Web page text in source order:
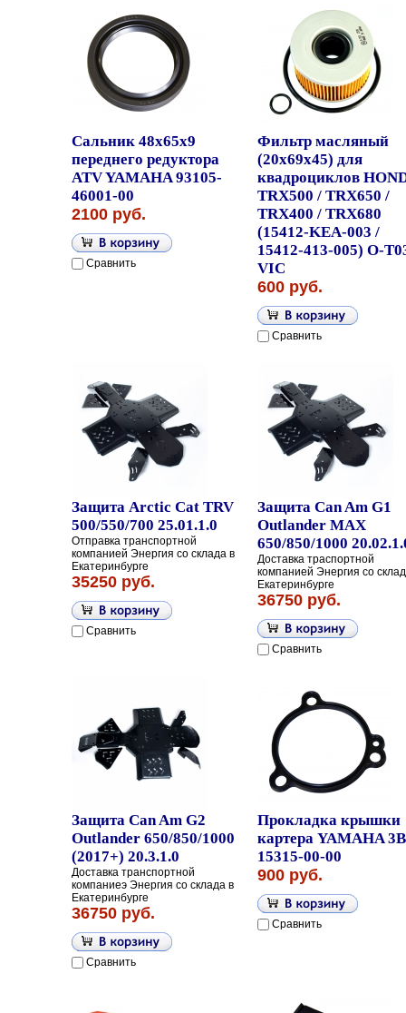
Сальник 48x65x9
переднего редуктора
ATV YAMAHA 93105-
46001-00
2100 руб.
Сравнить
Фильтр масляный
(20x69x45) для
квадроциклов
TRX500 / TRX650 /
TRX400 / TRX680
(15412-KEA-003 /
15412-413-005) O-
VIC
600 руб.
Сравнить
Защита Arctic Cat TRV
500/550/700 25.01.1.0
Отправка транспортной
компанией Энергия со склада в
Екатеринбурге
35250 руб.
Сравнить
Защита Can Am G1
Outlander MAX
650/850/1000
Доставка траспортной
компанией Энергия со
Екатеринбурге
36750 руб.
Сравнить
Защита Can Am G2
Outlander 650/850/1000
(2017+) 20.3.1.0
Доставка транспортной
компаниеэ Энергия со склада в
Екатеринбурге
36750 руб.
Сравнить
Прокладка крышки
картера YAMAHA
15315-00-00
900 руб.
Сравнить